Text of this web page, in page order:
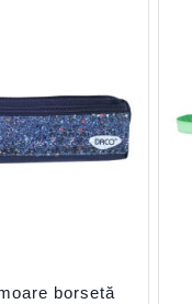
borsetă